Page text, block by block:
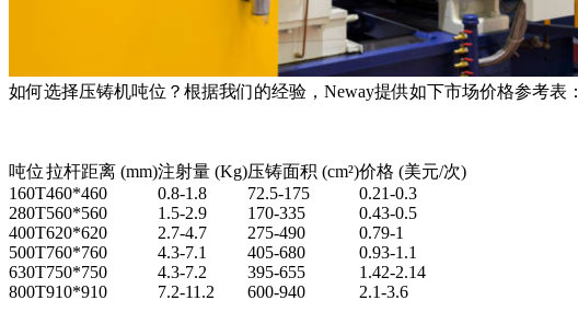
如何选择压铸机吨位？根据我们的经验，Neway提供如下市场价格参考表：
吨位拉杆距离 (mm)注射量 (Kg)压铸面积 (cm²)价格 (美元/次)
160T460*460 0.8-1.8 72.5-175
0.21-0.3
280T560*560 1.5-2.9 170-335
0.43-0.5
400T620*620 2.7-4.7 275-490
0.79-1
500T760*760 4.3-7.1 405-680
0.93-1.1
630T750*750 4.3-7.2 395-655
1.42-2.14
800T910*910 7.2-11.2 600-940 2.1-3.6